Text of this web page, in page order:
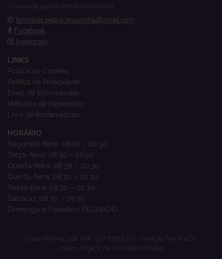
(Chamada para a rede fixa nacional)
farmacia.pedra.mourinha@gmail.com
Facebook
Instagram
LINKS
Política de Cookies
Política de Privacidade
Envio de Encomendas
Métodos de Pagamento
Livro de Reclamações
HORÁRIO
Segunda-feira: 08:30 – 20:30
Terça-feira: 08:30 – 20:30
Quarta-feira: 08:30 – 20:30
Quinta-feira: 08:30 – 20:30
Sexta-feira: 08:30 – 20:30
Sábado: 08:30 – 20:30
Domingo e Feriados: FECHADO
Oceanifarma, Lda. (NIF 507 665 970) - Direção Técnica Dr.
Paulo Jorge V. de Almeida Gouveia